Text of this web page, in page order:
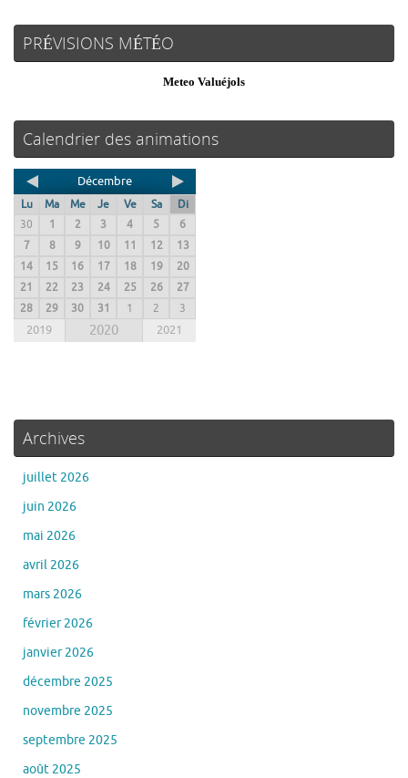
PRÉVISIONS MÉTÉO
Meteo Valuéjols
Calendrier des animations
Décembre
Lu Ma Me Je Ve Sa
Di
30
1 2 3 4 5
6
7
8 9 10 11 12
13
14
15 16 17 18 19
20
21
22 23 24 25 26
27
28
29 30 31 1 2 3
2019 2020 2021
Archives
juillet 2026
juin 2026
mai 2026
avril 2026
mars 2026
février 2026
janvier 2026
décembre 2025
novembre 2025
septembre 2025
août 2025